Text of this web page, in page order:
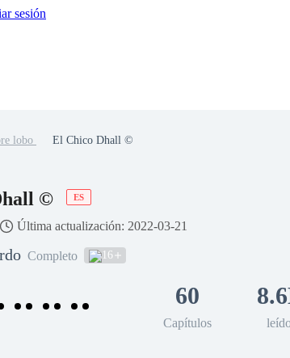
sesión
lobo El Chico Dhall ©
© ES
Última actualización: 2022-03-21
Completo 16
60
Capítulos